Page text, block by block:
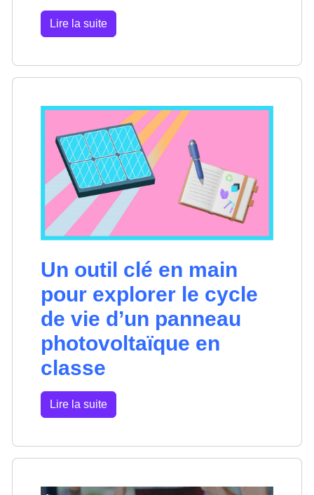
Lire la suite
Un outil clé en main
pour explorer le cycle
de vie d’un panneau
photovoltaïque en
classe
Lire la suite